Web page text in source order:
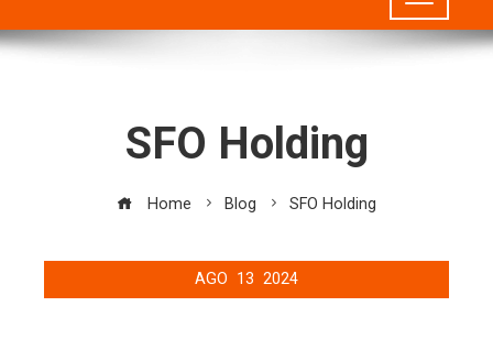
SFO Holding
Home Blog SFO Holding
AGO 13 2024